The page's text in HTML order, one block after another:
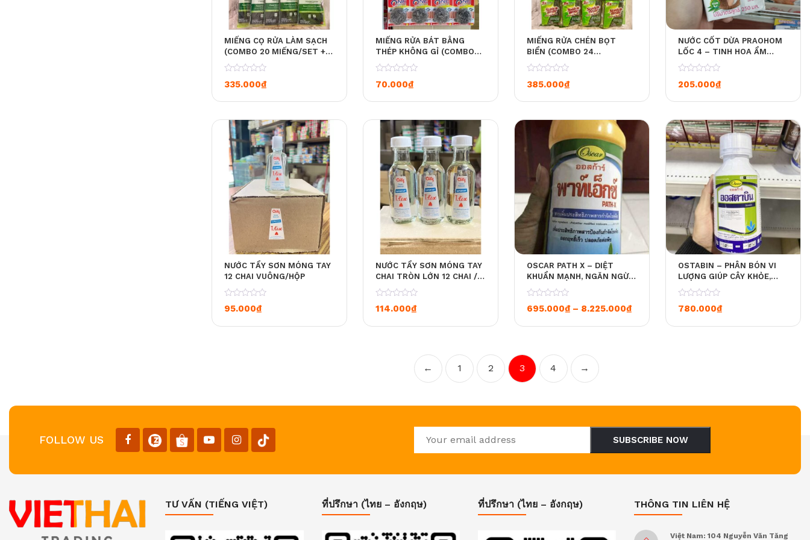
MIẾNG CỌ RỬA LÀM SẠCH
(COMBO 20 MIẾNG/SET +
TẶNG THÊM 7 MIẾNG)
335.000₫
MIẾNG RỬA BÁT BẰNG
THÉP KHÔNG GỈ (COMBO
14 MIẾNG)
70.000₫
MIẾNG RỬA CHÉN BỌT
BIỂN (COMBO 24
MIẾNG/SET + TẶNG THÊM
5 MIẾNG)
385.000₫
NƯỚC CỐT DỪA PRAOHOM
LỐC 4 – TINH HOA ẨM
THỰC THÁI TỪ ĐẦU BẾP
MICHELIN
205.000₫
NƯỚC TẨY SƠN MÓNG TAY
12 CHAI VUÔNG/HỘP
0
95.000₫
NƯỚC TẨY SƠN MÓNG TAY
CHAI TRÒN LỚN 12 CHAI /
HỘP
0
114.000₫
OSCAR PATH X – DIỆT
KHUẨN MẠNH, NGĂN NGỪA
THỐI NHŨN & VÀNG LÁ –
CHAI NHỰA 1L [12 CHAI / 1
THÙNG]
0
695.000₫ – 8.225.000₫Khoảng giá: từ 695.000₫ đến
OSTABIN – PHÂN BÓN VI
LƯỢNG GIÚP CÂY KHỎE,
TĂNG SỨC ĐỀ KHÁNG –
CHAI NHỰA 500CC [24 CHAI
/ 1 THÙNG]
0
780.000₫
← 1 2 3 4 →
FOLLOW US SUBSCRIBE NOW
TƯ VẤN (TIẾNG VIỆT) ที่ปรึกษา (ไทย – อังกฤษ) ที่ปรึกษา (ไทย – อังกฤษ) THÔNG TIN LIÊN HỆ
Việt Nam: 104 Nguyễn Văn Tăng